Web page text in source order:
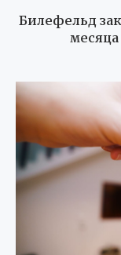
Билефельд